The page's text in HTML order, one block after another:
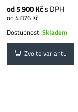
od 5 900 Kčs DPH
od 4 876 Kč
Dostupnost:Skladem
Zvolte variantu